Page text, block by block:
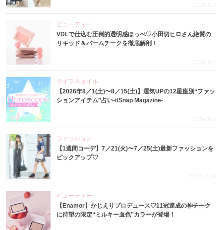
2026.8.5
ビューティー
VDLで仕込む圧倒的透明感ほっぺ♡小田切ヒロさん絶賛の
リキッド＆バームチークを徹底解剖！
2026.8.4
ライフスタイル
【2026年8／1(土)〜8／15(土)】運気UPの12星座別“ファッ
ションアイテム”占い-itSnap Magazine-
2026.8.1
ファッション
【1週間コーデ】7／21(火)〜7／25(土)最新ファッションを
ピックアップ♡
2026.7.29
ビューティー
【Enamor】かじえりプロデュース♡11冠達成の神チーク
に待望の限定“ミルキー血色”カラーが登場！